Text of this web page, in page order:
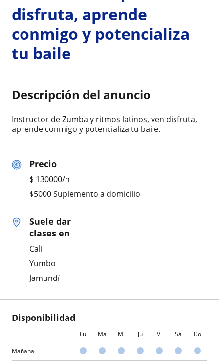
Precio
$ 130000/h
$5000 Suplemento a domicilio
Suele dar
clases en
Cali
Yumbo
Jamundí
Disponibilidad
Lu Ma Mi Ju Vi Sá Do
Mañana
disfruta, aprende
conmigo y potencializa
tu baile
Descripción del anuncio
Instructor de Zumba y ritmos latinos, ven disfruta,
aprende conmigo y potencializa tu baile.